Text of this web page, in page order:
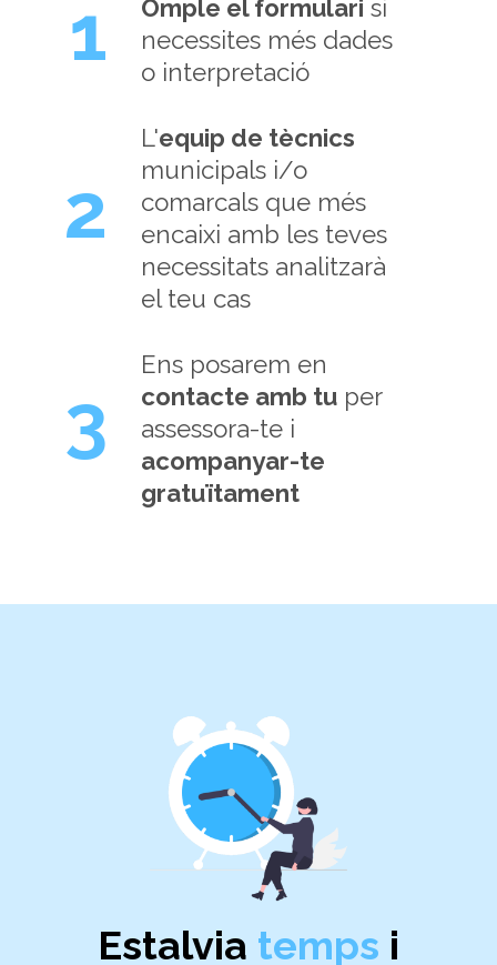
1 Omple el formulari si
necessites més dades
o interpretació
2
L'equip de tècnics
municipals i/o
comarcals que més
encaixi amb les teves
necessitats analitzarà
el teu cas
3
Ens posarem en
contacte amb tu per
assessora-te i
acompanyar-te
gratuïtament
Estalvia temps i